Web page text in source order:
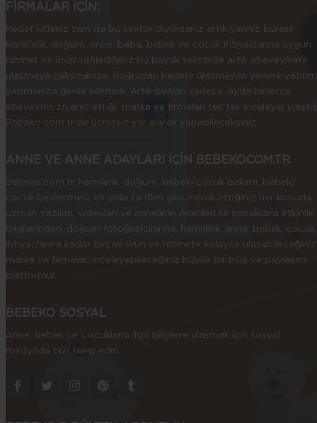
FİRMALAR İÇİN;
Hedef kitleniz tam da bu sektör diyorsanız artık yeriniz burası!
Hamilelik, doğum, anne, baba, bebek ve çocuk ihtiyaçlarına uygun
hizmet ve ürün sağladığınız bu büyük sektörde artık ebeveynlere
ulaşmaya çalışmanıza, doğrudan hedefe ulaşmayan yerlere yatırım
yapmanıza gerek kalmadı. Artık bunları sadece, ayda binlerce
ebeveynin ziyaret ettiği, marka ve firmaları tek tek inceleyip
Bebeko.com.tr’de ücretsiz yer alarak yapabileceksiniz.
ANNE VE ANNE ADAYLARI İÇİN BEBEKO.COM.TR
Bebeko.com.tr, hamilelik, doğum, bebek/çocuk bakımı, bebek/
çocuk beslenmesi, ek gıda tarifleri gibi merak ettiğiniz her konuda
uzman yazıları, videoları ve annelerin önerileri ile çocuklarla etkinlik
bilgilerinden, doğum fotoğrafçılarına, hamilelik, anne, bebek, çocuk
ihtiyaçlarına kadar birçok ürün ve hizmete kolayca ulaşabileceğiniz
marka ve firmaları inceleyebileceğiniz büyük bir bilgi ve paylaşım
platformu!
BEBEKO SOSYAL
Anne, Bebek ve Çocuklarla ilgili bilgilere ulaşmak için sosyal
medyada bizi takip edin.